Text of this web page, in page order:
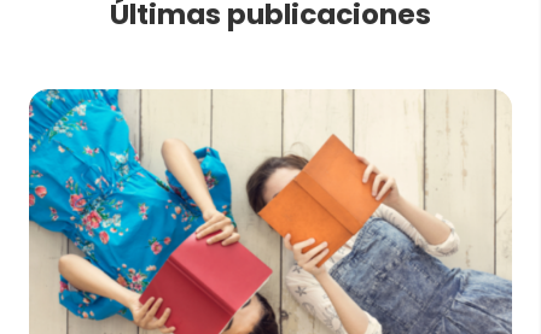
Últimas publicaciones